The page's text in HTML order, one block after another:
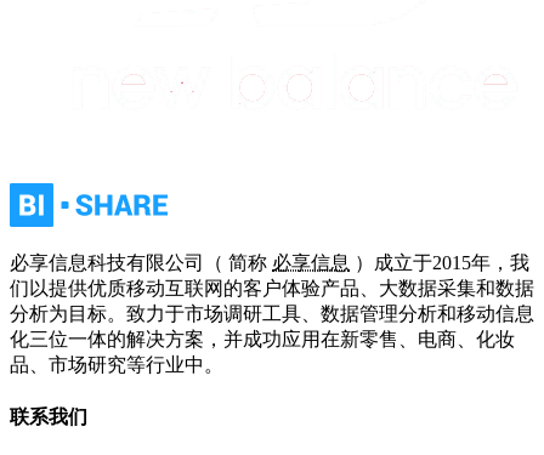
必享信息科技有限公司（ 简称 必享信息 ）成立于2015年，我
们以提供优质移动互联网的客户体验产品、大数据采集和数据
分析为目标。致力于市场调研工具、数据管理分析和移动信息
化三位一体的解决方案，并成功应用在新零售、电商、化妆
品、市场研究等行业中。
联系我们